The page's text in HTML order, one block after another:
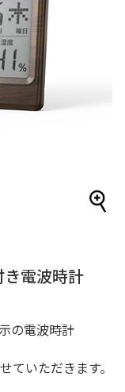
き電波時計
の電波時計
いただきます。